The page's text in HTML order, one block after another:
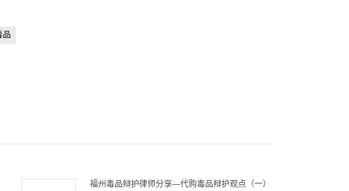
品
福州毒品辩护律师分享—代购毒品辩护观点（一）